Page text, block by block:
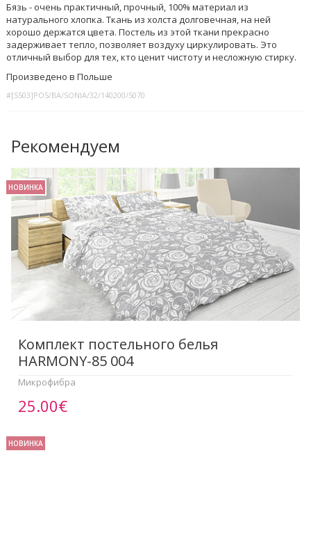
Бязь - очень практичный, прочный, 100% материал из
натурального хлопка. Ткань из холста долговечная, на ней
хорошо держатся цвета. Постель из этой ткани прекрасно
задерживает тепло, позволяет воздуху циркулировать. Это
отличный выбор для тех, кто ценит чистоту и несложную стирку.
Произведено в Польше
#[S503]POS/BA/SONIA/32/140200/5070
Рекомендуем
НОВИНКА
Комплект постельного белья
HARMONY-85 004
Микрофибра
25.00€
НОВИНКА